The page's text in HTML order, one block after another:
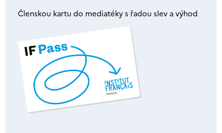
Členskou kartu do mediatéky s řadou slev a výhod